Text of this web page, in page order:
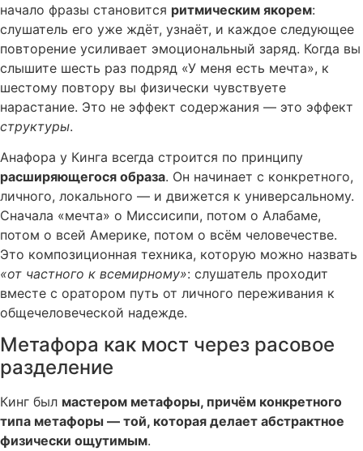
начало фразы становится ритмическим якорем:
слушатель его уже ждёт, узнаёт, и каждое следующее
повторение усиливает эмоциональный заряд. Когда вы
слышите шесть раз подряд «У меня есть мечта», к
шестому повтору вы физически чувствуете
нарастание. Это не эффект содержания — это эффект
структуры.
Анафора у Кинга всегда строится по принципу
расширяющегося образа. Он начинает с конкретного,
личного, локального — и движется к универсальному.
Сначала «мечта» о Миссисипи, потом о Алабаме,
потом о всей Америке, потом о всём человечестве.
Это композиционная техника, которую можно назвать
«от частного к всемирному»: слушатель проходит
вместе с оратором путь от личного переживания к
общечеловеческой надежде.
Метафора как мост через расовое
разделение
Кинг был мастером метафоры, причём конкретного
типа метафоры — той, которая делает абстрактное
физически ощутимым.